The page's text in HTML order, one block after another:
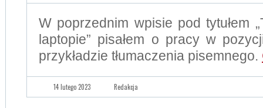
W poprzednim wpisie pod tytułem
laptopie” pisałem o pracy w
przykładzie tłumaczenia pisemnego.
14 lutego 2023 Redakcja